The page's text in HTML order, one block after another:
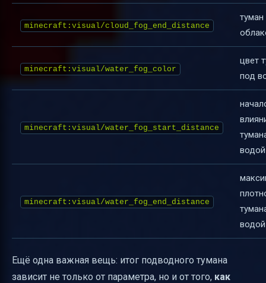
minecraft:visual/cloud_fog_end_distance
minecraft:visual/water_fog_color
цвет
под
minecraft:visual/water_fog_start_distance
водой
minecraft:visual/water_fog_end_distance
водой
Ещё одна важная вещь: итог подводного тумана
зависит не только от параметра, но и от того, как